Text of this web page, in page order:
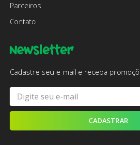
Parceiros
Contato
Newsletter
Cadastre seu e-mail e receba
CADASTRAR